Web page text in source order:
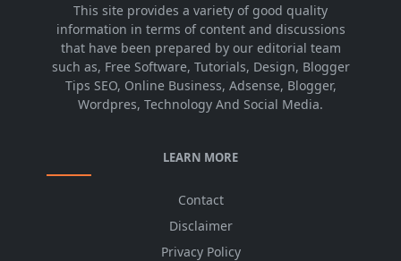
This site provides a variety of good quality
information in terms of content and discussions
that have been prepared by our editorial team
such as, Free Software, Tutorials, Design, Blogger
Tips SEO, Online Business, Adsense, Blogger,
Wordpres, Technology And Social Media.
LEARN MORE
Contact
Disclaimer
Privacy Policy